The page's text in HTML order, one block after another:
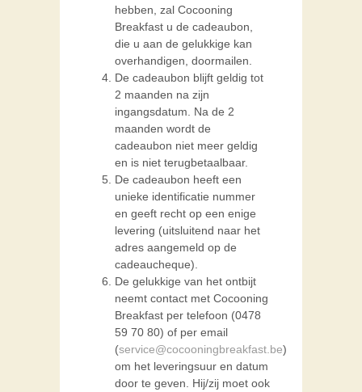
hebben, zal Cocooning
Breakfast u de cadeaubon,
die u aan de gelukkige kan
overhandigen, doormailen.
De cadeaubon blijft geldig tot
2 maanden na zijn
ingangsdatum. Na de 2
maanden wordt de
cadeaubon niet meer geldig
en is niet terugbetaalbaar.
De cadeaubon heeft een
unieke identificatie nummer
en geeft recht op een enige
levering (uitsluitend naar het
adres aangemeld op de
cadeaucheque).
De gelukkige van het ontbijt
neemt contact met Cocooning
Breakfast per telefoon (0478
59 70 80) of per email
(service@cocooningbreakfast.be)
om het leveringsuur en datum
door te geven. Hij/zij moet ook